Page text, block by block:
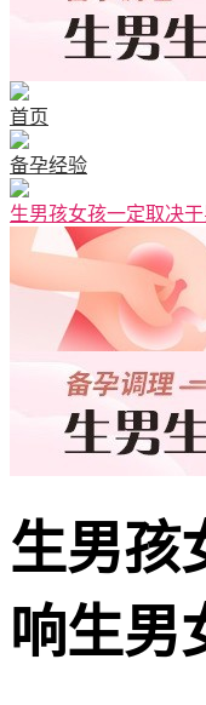
首页
备孕经验
生男孩女孩一定取决
生男孩
响生男